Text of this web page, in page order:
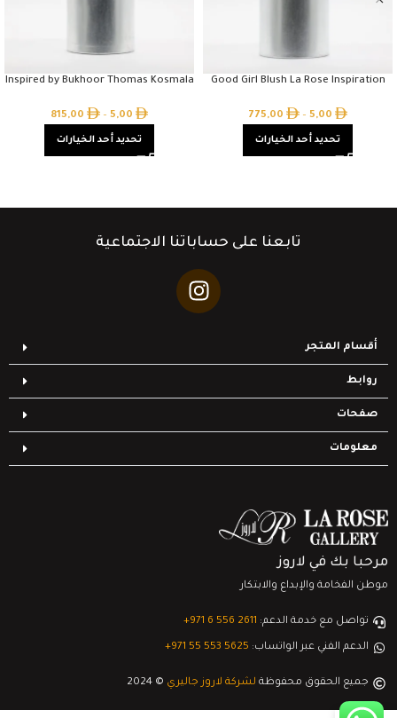
Good Girl Blush La Rose Inspiration
5,00
–
775,00
تحديد أحد الخيارات
Inspired by Bukhoor Thomas Kosmala
5,00
–
815,00
تحديد أحد الخيارات
تابعنا على حساباتنا الاجتماعية
أقسام المتجر
روابط
صفحات
معلومات
مرحبا بك في لاروز
موطن الفخامة والإبداع والابتكار
تواصل مع خدمة الدعم: ‎+971 6 556 2611
الدعم الفني عبر الواتساب: ‎+971 55 553 5625
جميع الحقوق محفوظة لشركة لاروز جاليري © 2024